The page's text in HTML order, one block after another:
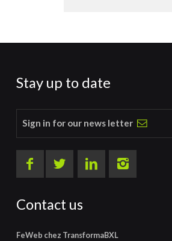
Stay up to date
Sign in for our news letter
Contact us
FeWeb chez TransformaBXL